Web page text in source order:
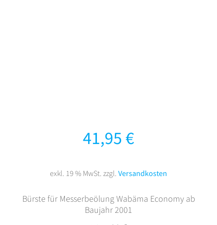
41,95€
exkl. 19 % MwSt. zzgl. Versandkosten
Bürste für Messerbeölung Wabäma Economy ab
Baujahr 2001